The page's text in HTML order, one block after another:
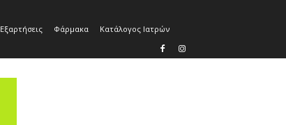
Εξαρτήσεις Φάρμακα Κατάλογος Ιατρών